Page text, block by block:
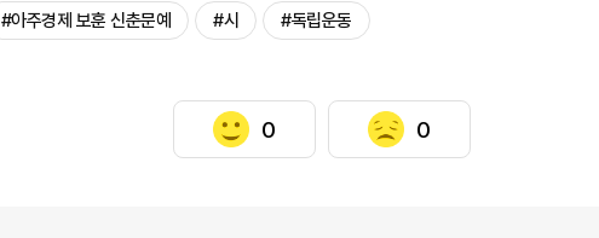
#아주경제 보훈 신춘문예 #시 #독립운동
0 0